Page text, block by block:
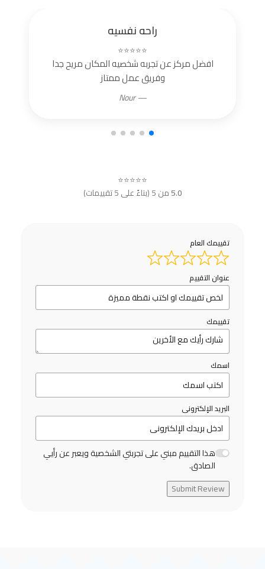
راحه نفسيه
⭐⭐⭐⭐⭐
افضل مركز عن تجربه شخصيه المكان مريح جدا
وفريق عمل ممتاز
— Nour
⭐⭐⭐⭐⭐
5.0من 5 (بناءً على 5 تقييمات)
تقييمك العام
عنوان التقييم
تقييمك
اسمك
البريد الإلكترونى
هذا التقييم مبني على تجربتي الشخصية ويعبر عن رأيي
الصادق.
Submit Review